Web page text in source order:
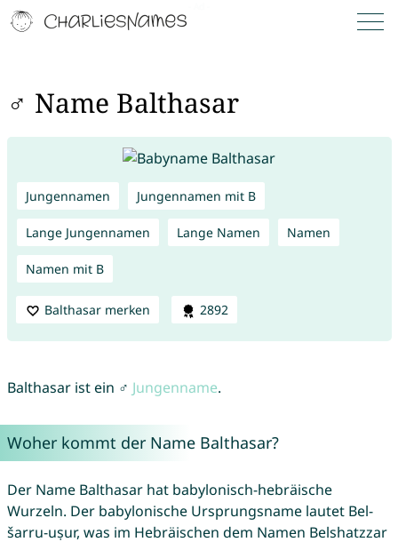
♂ Name Balthasar
Jungennamen Jungennamen mit B
Lange Jungennamen Lange Namen Namen
Namen mit B
Balthasar merken 2892
Balthasar ist ein ♂ Jungenname.
Woher kommt der Name Balthasar?
Der Name Balthasar hat babylonisch-hebräische
Wurzeln. Der babylonische Ursprungsname lautet Bel-
šarru-uṣur, was im Hebräischen dem Namen Belshatzzar